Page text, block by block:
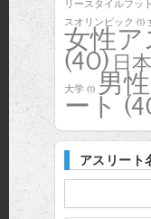
リースタイルフッ
スオリンピック (1)
女性ア
(40) 日
大学 (1) 男
ート
アスリート